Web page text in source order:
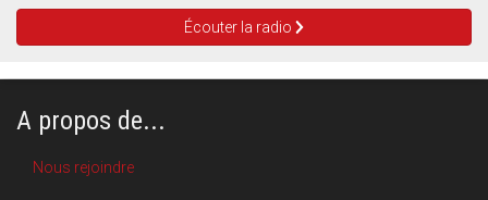
Écouter la radio
A propos de...
Nous rejoindre